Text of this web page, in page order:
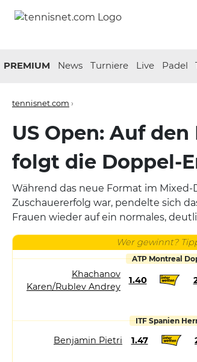
PREMIUM News Turniere Live Padel
tennisnet.com ›
US Open: Auf
folgt die Doppel-
Während das neue Format im
Zuschauererfolg war, pendelte sich
Frauen wieder auf ein normales,
Wer gewinnt?
ATP Montreal
Khachanov
Karen/Rublev Andrey
1.40
ITF Spanien
Benjamin Pietri 1.47